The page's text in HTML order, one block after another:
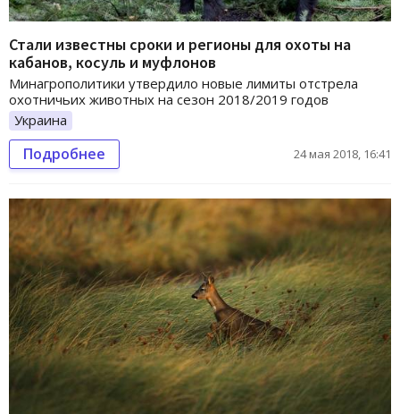
Стали известны сроки и регионы для охоты на
кабанов, косуль и муфлонов
Минагрополитики утвердило новые лимиты отстрела
охотничьих животных на сезон 2018/2019 годов
Украина
Подробнее 24 мая 2018, 16:41